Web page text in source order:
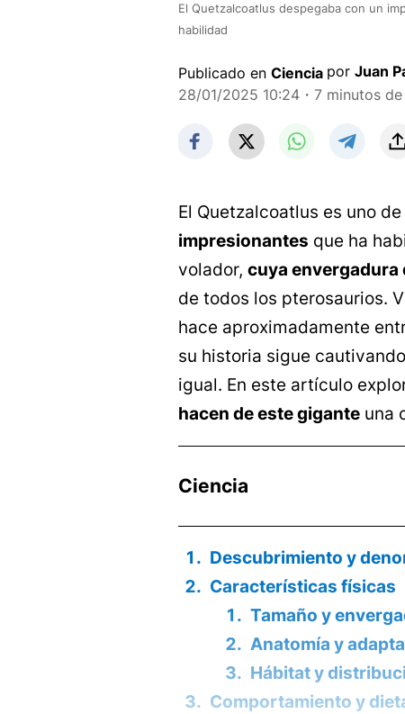
El Quetzalcoatlus despegaba con un
habilidad
Publicado en Ciencia por Juan
28/01/2025 10:24 ・7 minutos
El Quetzalcoatlus es uno de
impresionantes que ha
volador, cuya envergadura
de todos los pterosaurios.
hace aproximadamente
su historia sigue
igual. En este artículo
hacen de este gigante una
Ciencia
Descubrimiento y
Características físicas
Tamaño y
Anatomía y
Hábitat y
Comportamiento y